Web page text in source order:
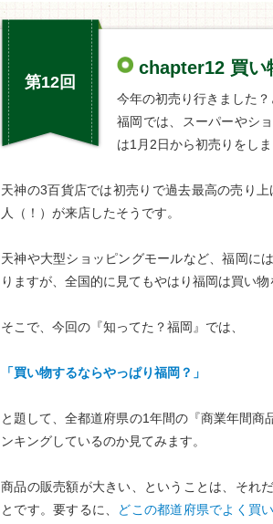
第12回
chapter12 買い
今年の初売り行きました
福岡では、スーパーやシ
は1月2日から初売りをしま
天神の3百貨店では初売りで過去最高の売り
人（！）が来店したそうです。
天神や大型ショッピングモールなど、福岡に
りますが、全国的に見てもやはり福岡は買い
そこで、今回の『知ってた？福岡』では、
「買い物するならやっぱり福岡？」
と題して、全都道府県の1年間の『商業年間
ンキングしているのか見てみます。
商品の販売額が大きい、ということは、それ
とです。要するに、
どこの都道府県でよく買